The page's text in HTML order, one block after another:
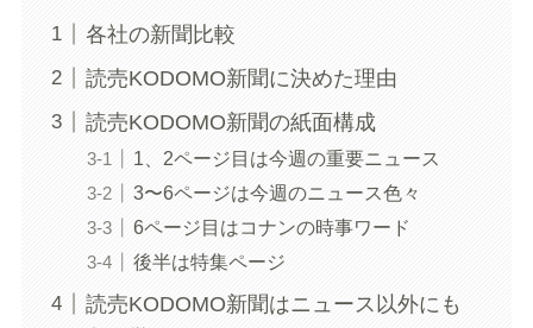
各社の新聞比較
読売KODOMO新聞に決めた理由
読売KODOMO新聞の紙面構成
1、2ページ目は今週の重要ニュース
3〜6ページは今週のニュース色々
6ページ目はコナンの時事ワード
後半は特集ページ
読売KODOMO新聞はニュース以外にも